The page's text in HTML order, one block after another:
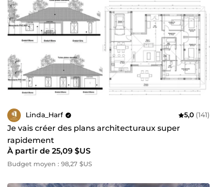
Linda_Harf 5,0 (141)
Je vais créer des plans architecturaux super
rapidement
À partir de 25,09 $US
Budget moyen : 98,27 $US